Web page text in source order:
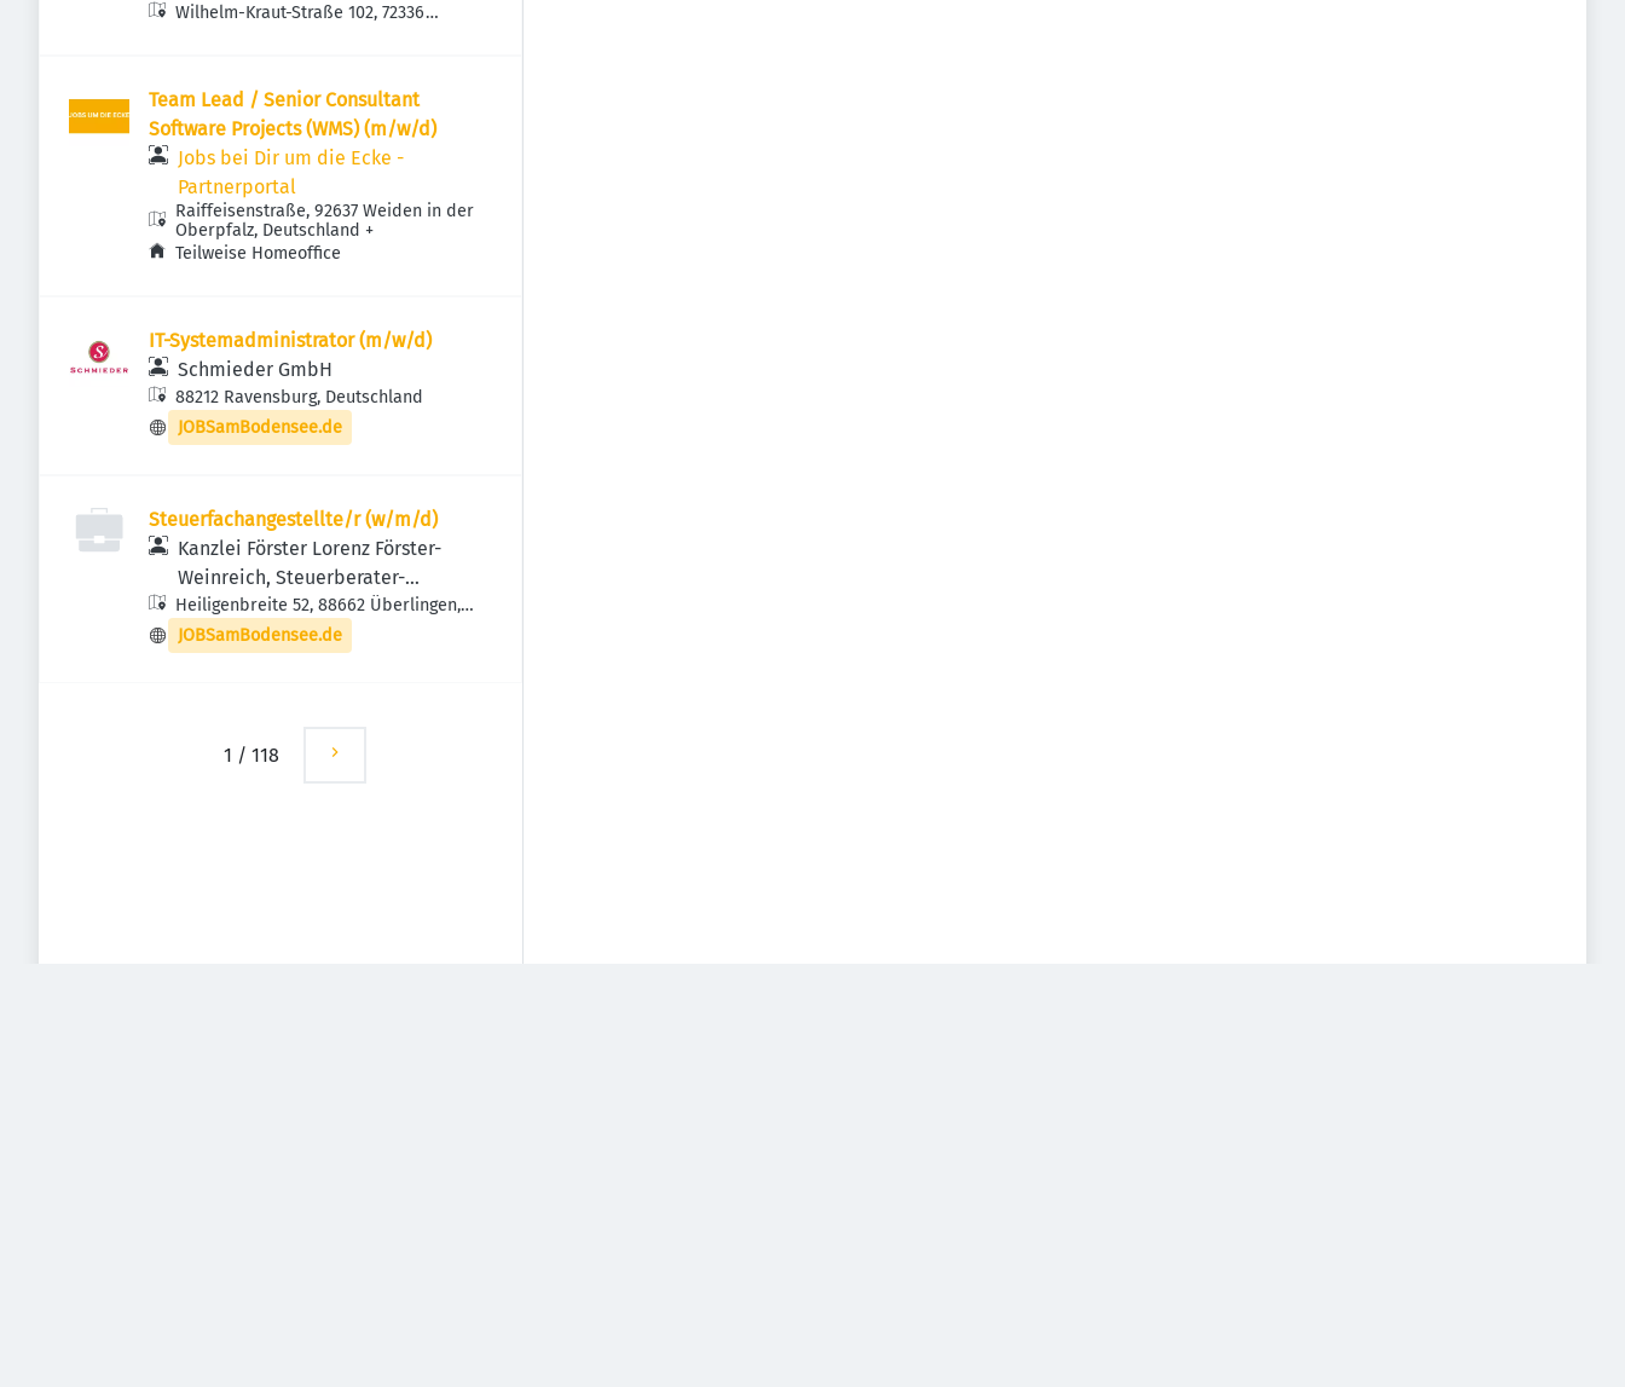
Wilhelm-Kraut-Straße 102, 72336
Team Lead / Senior Consultant
Software Projects (WMS) (m/w/d)
Jobs bei Dir um die Ecke -
Partnerportal
Raiffeisenstraße, 92637 Weiden in der
Oberpfalz, Deutschland +
Teilweise Homeoffice
IT-Systemadministrator (m/w/d)
Schmieder GmbH
88212 Ravensburg, Deutschland
JOBSamBodensee.de
Steuerfachangestellte/r (w/m/d)
Kanzlei Förster Lorenz Förster-
Weinreich, Steuerberater-
Rechtsanwälte
Heiligenbreite 52, 88662 Überlingen,
Deutschland
JOBSamBodensee.de
1 / 118